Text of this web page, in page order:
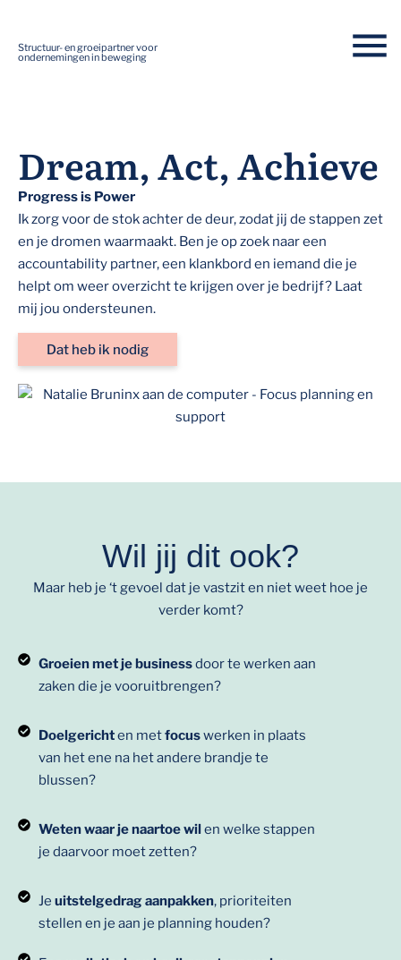
Structuur- en groeipartner voor
ondernemingen in beweging
Dream, Act, Achieve
Progress is Power
Ik zorg voor de stok achter de deur, zodat jij de stappen zet
en je dromen waarmaakt. Ben je op zoek naar een
accountability partner, een klankbord en iemand die je
helpt om weer overzicht te krijgen over je bedrijf? Laat
mij jou ondersteunen.
Dat heb ik nodig
Wil jij dit ook?
Maar heb je ‘t gevoel dat je vastzit en niet weet hoe je
verder komt?
Groeien met je businessdoor te werken aan
zaken die je vooruitbrengen?
Doelgerichten metfocuswerken in plaats
van het ene na het andere brandje te
blussen?
Weten waar je naartoe wilen welke stappen
je daarvoor moet zetten?
Je uitstelgedrag aanpakken, prioriteiten
stellen en je aan je planning houden?